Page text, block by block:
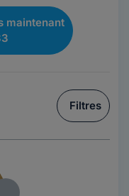
maintenant
Filtres